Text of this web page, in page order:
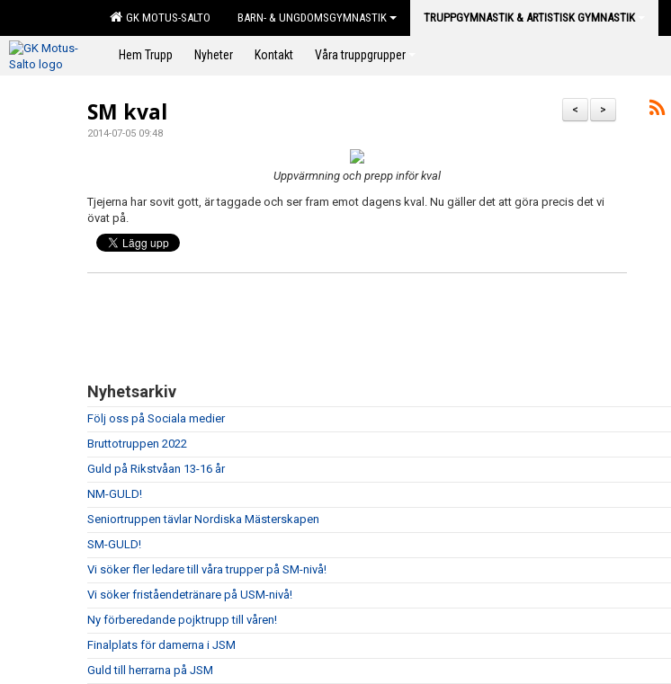
GK MOTUS-SALTO BARN- & UNGDOMSGYMNASTIK TRUPPGYMNASTIK & ARTISTISK GYMNASTIK
Hem Trupp Nyheter Kontakt Våra truppgrupper
>
<
SM kval
2014-07-05 09:48
Uppvärmning och prepp inför kval
Tjejerna har sovit gott, är taggade och ser fram emot dagens kval. Nu gäller det att göra precis det vi
övat på.
Nyhetsarkiv
Följ oss på Sociala medier
Bruttotruppen 2022
Guld på Rikstvåan 13-16 år
NM-GULD!
Seniortruppen tävlar Nordiska Mästerskapen
SM-GULD!
Vi söker fler ledare till våra trupper på SM-nivå!
Vi söker friståendetränare på USM-nivå!
Ny förberedande pojktrupp till våren!
Finalplats för damerna i JSM
Guld till herrarna på JSM